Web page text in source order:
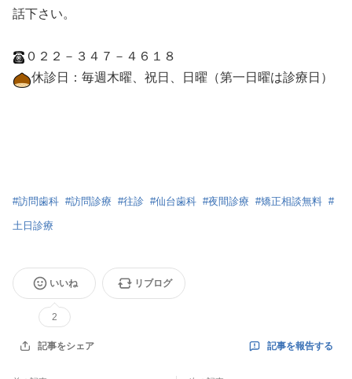
話下さい。
０２２－３４７－４６１８
休診日：毎週木曜、祝日、日曜（第一日曜は診療日）
#訪問歯科 #訪問診療 #往診 #仙台歯科 #夜間診療 #矯正相談無料 #
土日診療
いいね
2
リブログ
記事をシェア 記事を報告する